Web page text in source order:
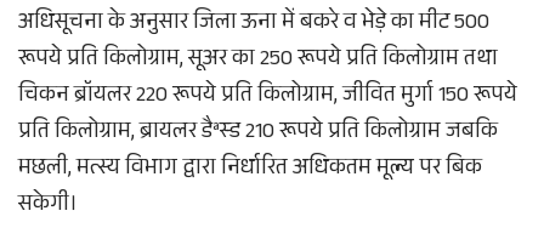
अधिसूचना के अनुसार जिला ऊना में बकरे व भेड़े का मीट 500
रूपये प्रति किलोग्राम, सूअर का 250 रूपये प्रति किलोग्राम तथा
चिकन ब्रॉयलर 220 रूपये प्रति किलोग्राम, जीवित मुर्गा 150 रूपये
प्रति किलोग्राम, ब्रायलर डैªस्ड 210 रूपये प्रति किलोग्राम जबकि
मछली, मत्स्य विभाग द्वारा निर्धारित अधिकतम मूल्य पर बिक
सकेगी।